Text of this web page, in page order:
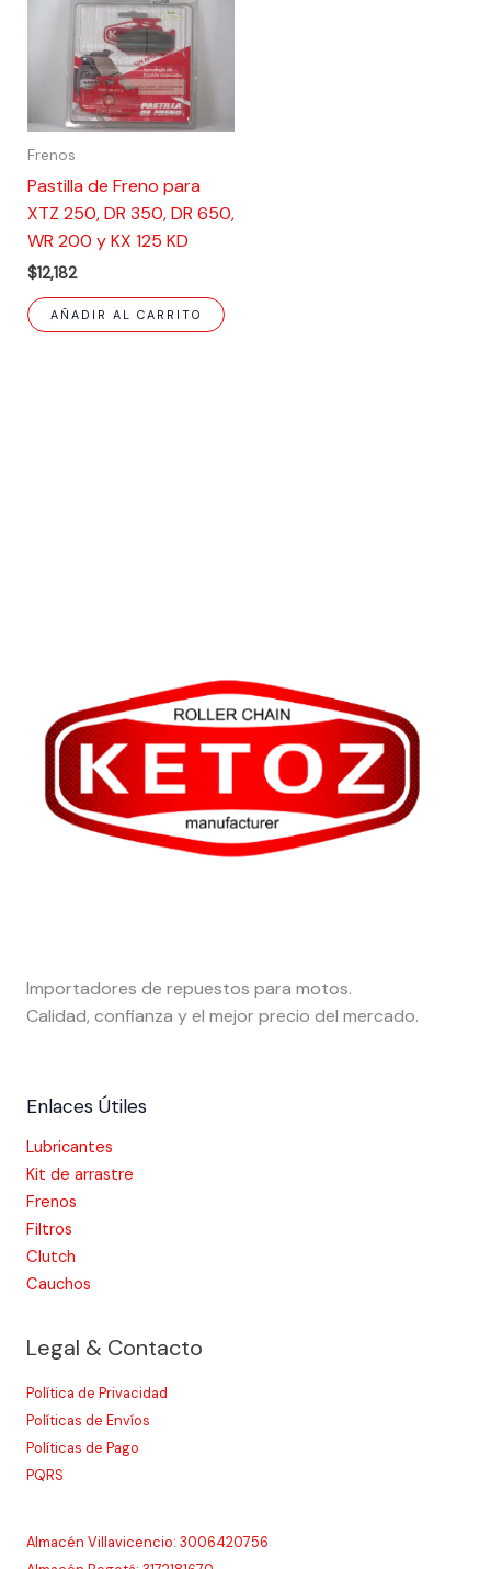
Frenos
Pastilla de Freno para
XTZ 250, DR 350, DR 650,
WR 200 y KX 125 KD
$12,182
AÑADIR AL CARRITO
Importadores de repuestos para motos.
Calidad, confianza y el mejor precio del mercado.
Enlaces Útiles
Lubricantes
Kit de arrastre
Frenos
Filtros
Clutch
Cauchos
Legal & Contacto
Política de Privacidad
Políticas de Envíos
Políticas de Pago
PQRS
Almacén Villavicencio: 3006420756